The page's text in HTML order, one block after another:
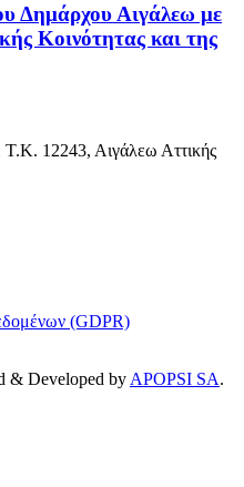
Δημάρχου Αιγάλεω με
Κοινότητας και της
12243, Αιγάλεω Αττικής
(GDPR)
& Developed by APOPSI SA.